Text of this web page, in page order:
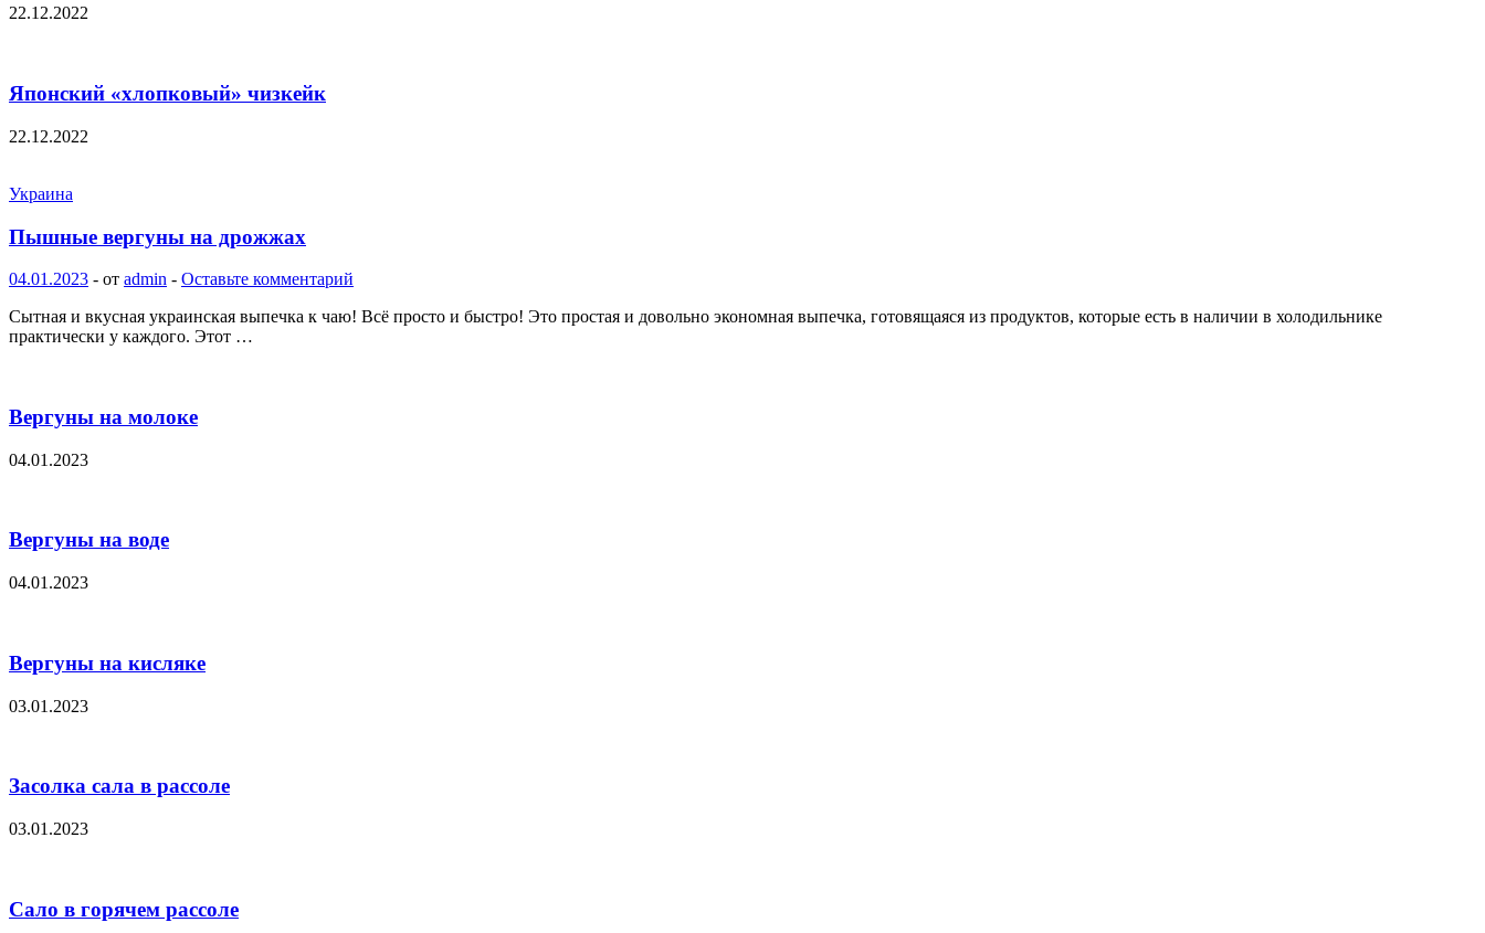
22.12.2022
Японский «хлопковый» чизкейк
22.12.2022
Украина
Пышные вергуны на дрожжах
04.01.2023 - от admin - Оставьте комментарий
Сытная и вкусная украинская выпечка к чаю! Всё просто и быстро! Это простая и довольно экономная выпечка, готовящаяся из продуктов, которые есть в наличии в холодильнике
практически у каждого. Этот …
Вергуны на молоке
04.01.2023
Вергуны на воде
04.01.2023
Вергуны на кисляке
03.01.2023
Засолка сала в рассоле
03.01.2023
Сало в горячем рассоле